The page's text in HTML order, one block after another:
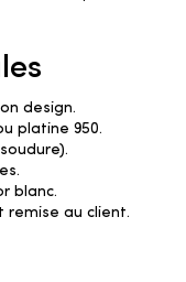
design.
platine 950.
blanc.
remise au client.